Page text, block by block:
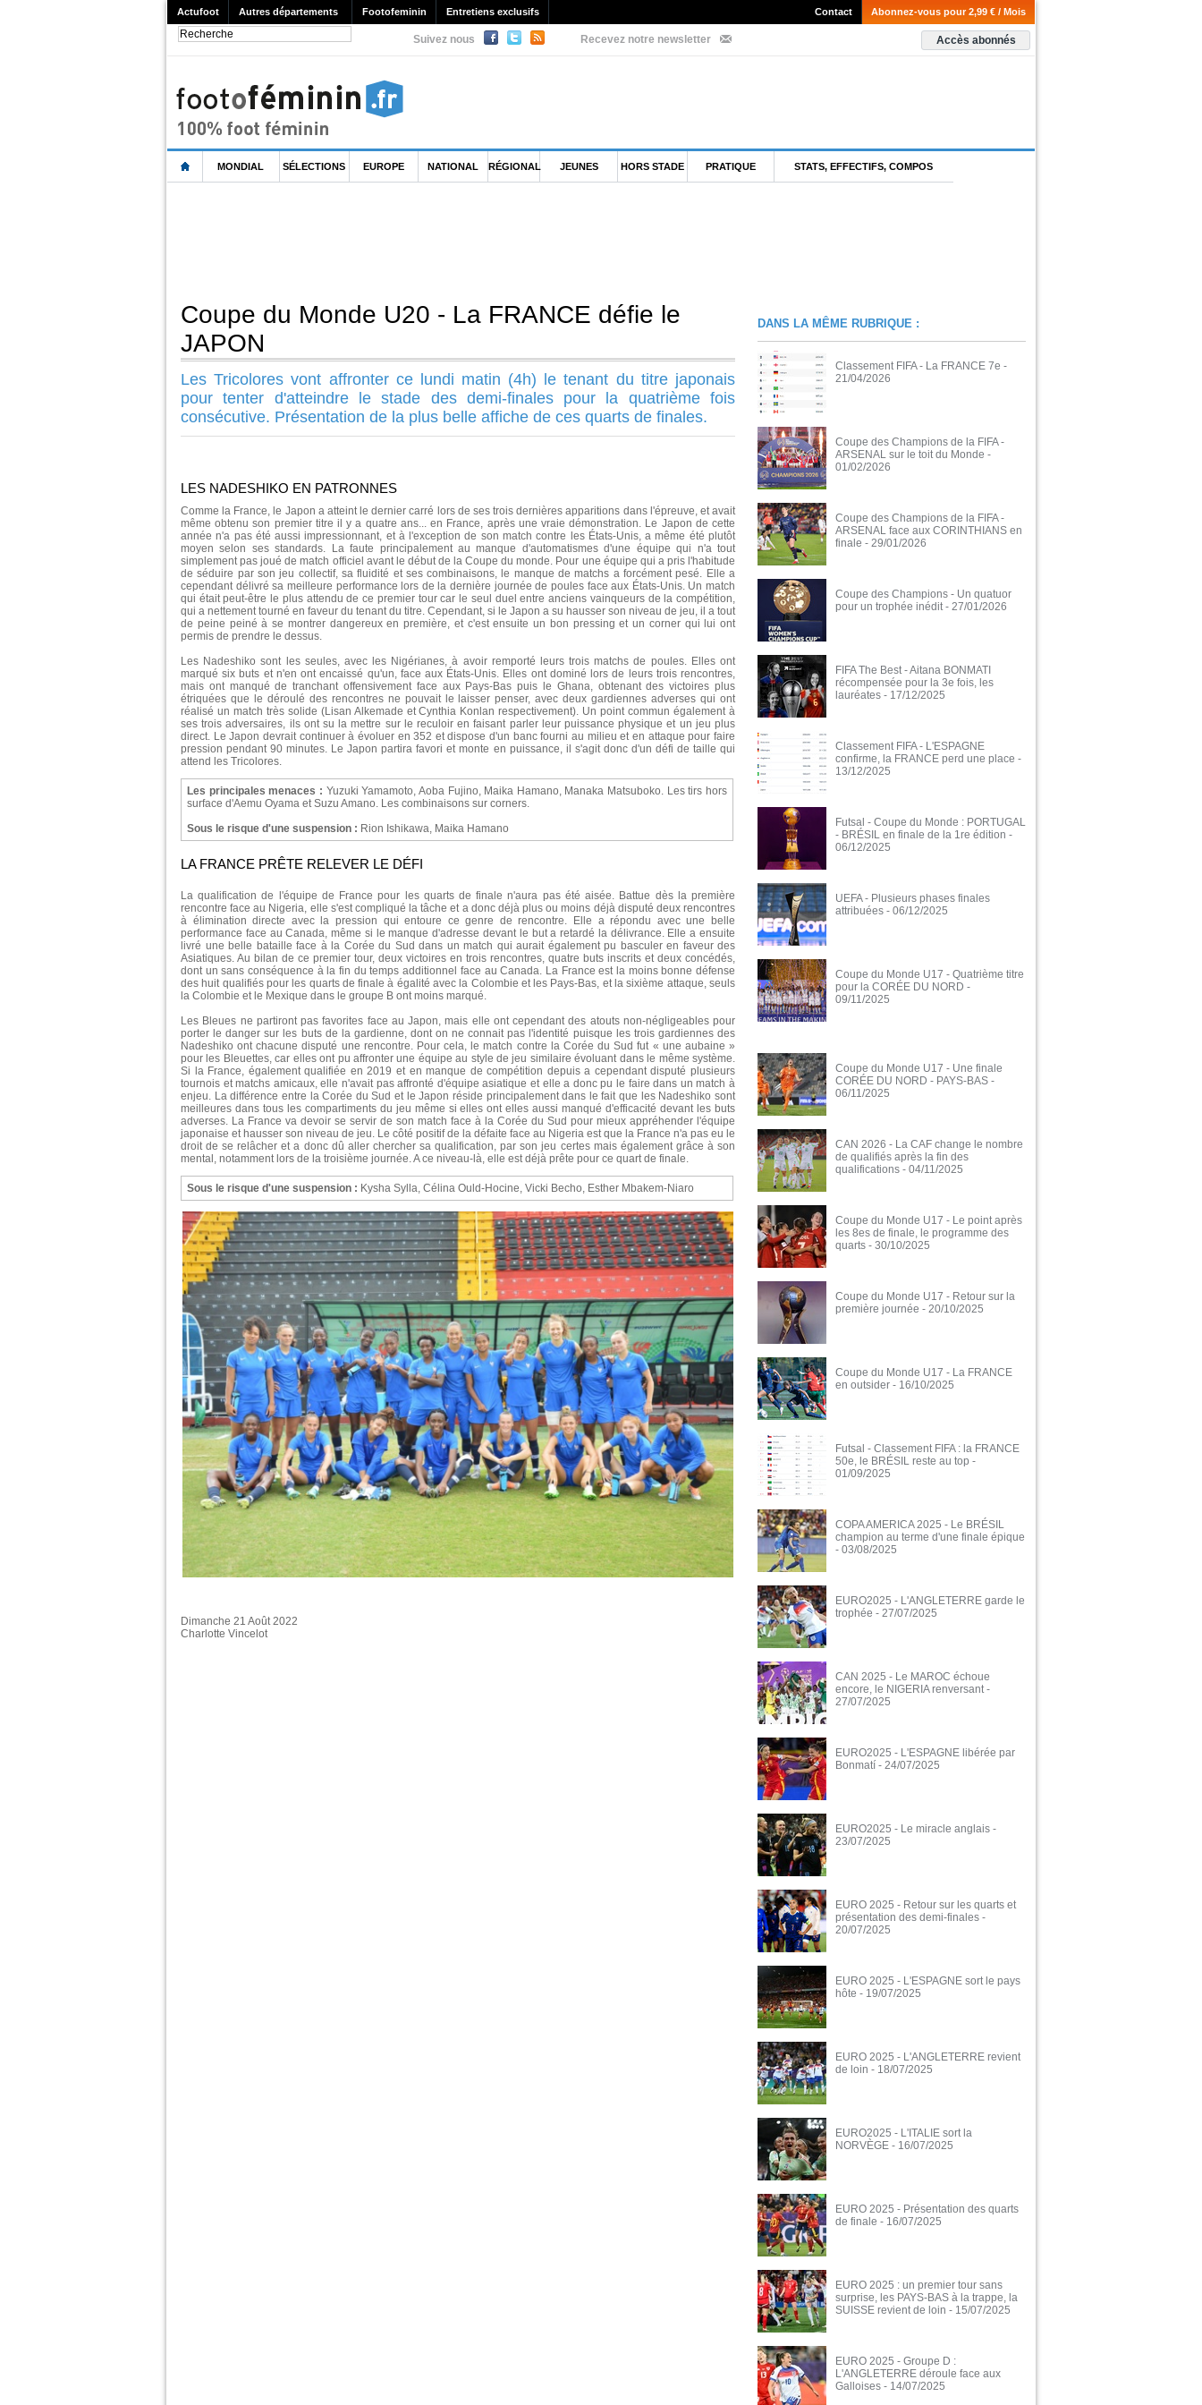
Actufoot Autres départements Footofeminin Entretiens exclusifs Abonnez-vous pour 2,99 € / Mois
Contact
Suivez nous Recevez notre newsletter Accès abonnés
MONDIAL SÉLECTIONS EUROPE NATIONAL RÉGIONAL JEUNES HORS STADE PRATIQUE STATS, EFFECTIFS, COMPOS
Coupe du Monde U20 - La FRANCE défie le
JAPON
Les Tricolores vont affronter ce lundi matin (4h) le tenant du titre japonais
pour tenter d'atteindre le stade des demi-finales pour la quatrième fois
consécutive. Présentation de la plus belle affiche de ces quarts de finales.
LES NADESHIKO EN PATRONNES
Comme la France, le Japon a atteint le dernier carré lors de ses trois dernières apparitions dans l'épreuve, et avait
même obtenu son premier titre il y a quatre ans... en France, après une vraie démonstration. Le Japon de cette
année n'a pas été aussi impressionnant, et à l'exception de son match contre les États-Unis, a même été plutôt
moyen selon ses standards. La faute principalement au manque d'automatismes d'une équipe qui n'a tout
simplement pas joué de match officiel avant le début de la Coupe du monde. Pour une équipe qui a pris l'habitude
de séduire par son jeu collectif, sa fluidité et ses combinaisons, le manque de matchs a forcément pesé. Elle a
cependant délivré sa meilleure performance lors de la dernière journée de poules face aux États-Unis. Un match
qui était peut-être le plus attendu de ce premier tour car le seul duel entre anciens vainqueurs de la compétition,
qui a nettement tourné en faveur du tenant du titre. Cependant, si le Japon a su hausser son niveau de jeu, il a tout
de peine peiné à se montrer dangereux en première, et c'est ensuite un bon pressing et un corner qui lui ont
permis de prendre le dessus.
Les Nadeshiko sont les seules, avec les Nigérianes, à avoir remporté leurs trois matchs de poules. Elles ont
marqué six buts et n'en ont encaissé qu'un, face aux États-Unis. Elles ont dominé lors de leurs trois rencontres,
mais ont manqué de tranchant offensivement face aux Pays-Bas puis le Ghana, obtenant des victoires plus
étriquées que le déroulé des rencontres ne pouvait le laisser penser, avec deux gardiennes adverses qui ont
réalisé un match très solide (Lisan Alkemade et Cynthia Konlan respectivement). Un point commun également à
ses trois adversaires, ils ont su la mettre sur le reculoir en faisant parler leur puissance physique et un jeu plus
direct. Le Japon devrait continuer à évoluer en 352 et dispose d'un banc fourni au milieu et en attaque pour faire
pression pendant 90 minutes. Le Japon partira favori et monte en puissance, il s'agit donc d'un défi de taille qui
attend les Tricolores.
Les principales menaces : Yuzuki Yamamoto, Aoba Fujino, Maika Hamano, Manaka Matsuboko. Les tirs hors
surface d'Aemu Oyama et Suzu Amano. Les combinaisons sur corners.
Sous le risque d'une suspension : Rion Ishikawa, Maika Hamano
LA FRANCE PRÊTE RELEVER LE DÉFI
La qualification de l'équipe de France pour les quarts de finale n'aura pas été aisée. Battue dès la première
rencontre face au Nigeria, elle s'est compliqué la tâche et a donc déjà plus ou moins déjà disputé deux rencontres
à élimination directe avec la pression qui entoure ce genre de rencontre. Elle a répondu avec une belle
performance face au Canada, même si le manque d'adresse devant le but a retardé la délivrance. Elle a ensuite
livré une belle bataille face à la Corée du Sud dans un match qui aurait également pu basculer en faveur des
Asiatiques. Au bilan de ce premier tour, deux victoires en trois rencontres, quatre buts inscrits et deux concédés,
dont un sans conséquence à la fin du temps additionnel face au Canada. La France est la moins bonne défense
des huit qualifiés pour les quarts de finale à égalité avec la Colombie et les Pays-Bas, et la sixième attaque, seuls
la Colombie et le Mexique dans le groupe B ont moins marqué.
Les Bleues ne partiront pas favorites face au Japon, mais elle ont cependant des atouts non-négligeables pour
porter le danger sur les buts de la gardienne, dont on ne connait pas l'identité puisque les trois gardiennes des
Nadeshiko ont chacune disputé une rencontre. Pour cela, le match contre la Corée du Sud fut « une aubaine »
pour les Bleuettes, car elles ont pu affronter une équipe au style de jeu similaire évoluant dans le même système.
Si la France, également qualifiée en 2019 et en manque de compétition depuis a cependant disputé plusieurs
tournois et matchs amicaux, elle n'avait pas affronté d'équipe asiatique et elle a donc pu le faire dans un match à
enjeu. La différence entre la Corée du Sud et le Japon réside principalement dans le fait que les Nadeshiko sont
meilleures dans tous les compartiments du jeu même si elles ont elles aussi manqué d'efficacité devant les buts
adverses. La France va devoir se servir de son match face à la Corée du Sud pour mieux appréhender l'équipe
japonaise et hausser son niveau de jeu. Le côté positif de la défaite face au Nigeria est que la France n'a pas eu le
droit de se relâcher et a donc dû aller chercher sa qualification, par son jeu certes mais également grâce à son
mental, notamment lors de la troisième journée. A ce niveau-là, elle est déjà prête pour ce quart de finale.
Sous le risque d'une suspension : Kysha Sylla, Célina Ould-Hocine, Vicki Becho, Esther Mbakem-Niaro
Dimanche 21 Août 2022
Charlotte Vincelot
DANS LA MÊME RUBRIQUE :
Classement FIFA - La FRANCE 7e -
21/04/2026
Coupe des Champions de la FIFA -
ARSENAL sur le toit du Monde -
01/02/2026
Coupe des Champions de la FIFA -
ARSENAL face aux CORINTHIANS en
finale - 29/01/2026
Coupe des Champions - Un quatuor
pour un trophée inédit - 27/01/2026
FIFA The Best - Aitana BONMATI
récompensée pour la 3e fois, les
lauréates - 17/12/2025
Classement FIFA - L'ESPAGNE
confirme, la FRANCE perd une place -
13/12/2025
Futsal - Coupe du Monde : PORTUGAL
- BRÉSIL en finale de la 1re édition -
06/12/2025
UEFA - Plusieurs phases finales
attribuées - 06/12/2025
Coupe du Monde U17 - Quatrième titre
pour la CORÉE DU NORD -
09/11/2025
Coupe du Monde U17 - Une finale
CORÉE DU NORD - PAYS-BAS -
06/11/2025
CAN 2026 - La CAF change le nombre
de qualifiés après la fin des
qualifications - 04/11/2025
Coupe du Monde U17 - Le point après
les 8es de finale, le programme des
quarts - 30/10/2025
Coupe du Monde U17 - Retour sur la
première journée - 20/10/2025
Coupe du Monde U17 - La FRANCE
en outsider - 16/10/2025
Futsal - Classement FIFA : la FRANCE
50e, le BRÉSIL reste au top -
01/09/2025
COPA AMERICA 2025 - Le BRÉSIL
champion au terme d'une finale épique
- 03/08/2025
EURO2025 - L'ANGLETERRE garde le
trophée - 27/07/2025
CAN 2025 - Le MAROC échoue
encore, le NIGERIA renversant -
27/07/2025
EURO2025 - L'ESPAGNE libérée par
Bonmatí - 24/07/2025
EURO2025 - Le miracle anglais -
23/07/2025
EURO 2025 - Retour sur les quarts et
présentation des demi-finales -
20/07/2025
EURO 2025 - L'ESPAGNE sort le pays
hôte - 19/07/2025
EURO 2025 - L'ANGLETERRE revient
de loin - 18/07/2025
EURO2025 - L'ITALIE sort la
NORVÈGE - 16/07/2025
EURO 2025 - Présentation des quarts
de finale - 16/07/2025
EURO 2025 : un premier tour sans
surprise, les PAYS-BAS à la trappe, la
SUISSE revient de loin - 15/07/2025
EURO 2025 - Groupe D :
L'ANGLETERRE déroule face aux
Galloises - 14/07/2025